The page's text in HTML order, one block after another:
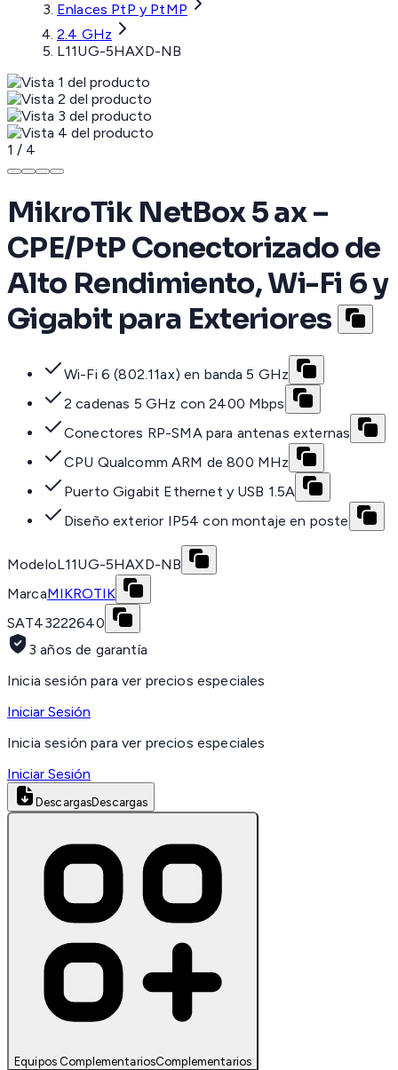
Enlaces PtP y PtMP
2.4 GHz
L11UG-5HAXD-NB
1 / 4
MikroTik NetBox 5 ax –
CPE/PtP Conectorizado de
Alto Rendimiento, Wi-Fi 6 y
Gigabit para Exteriores
Wi-Fi 6 (802.11ax) en banda 5 GHz
2 cadenas 5 GHz con 2400 Mbps
Conectores RP-SMA para antenas externas
CPU Qualcomm ARM de 800 MHz
Puerto Gigabit Ethernet y USB 1.5A
Diseño exterior IP54 con montaje en poste
ModeloL11UG-5HAXD-NB
MarcaMIKROTIK
SAT43222640
3 años de garantía
Inicia sesión para ver precios especiales
Iniciar Sesión
Inicia sesión para ver precios especiales
Iniciar Sesión
DescargasDescargas
Equipos ComplementariosComplementarios